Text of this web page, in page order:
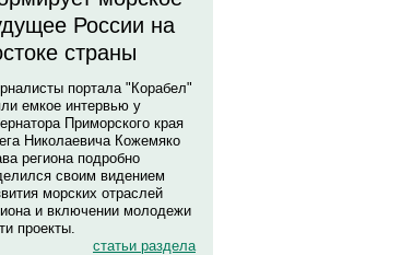
России на
страны
портала "Корабел"
емкое интервью у
Приморского края
Николаевича Кожемяко
региона подробно
своим видением
морских отраслей
и включении молодежи
проекты.
статьи раздела